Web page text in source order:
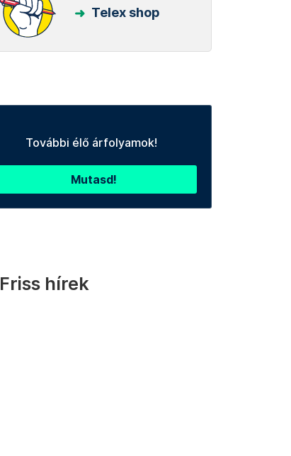
Telex shop
További élő árfolyamok!
Mutasd!
Friss hírek